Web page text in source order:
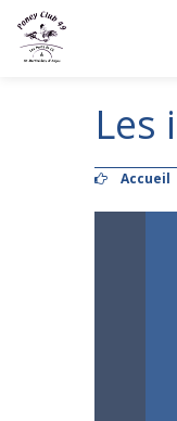
Les
Accueil